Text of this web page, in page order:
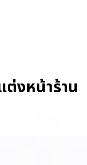
ต่งหน้าร้าน